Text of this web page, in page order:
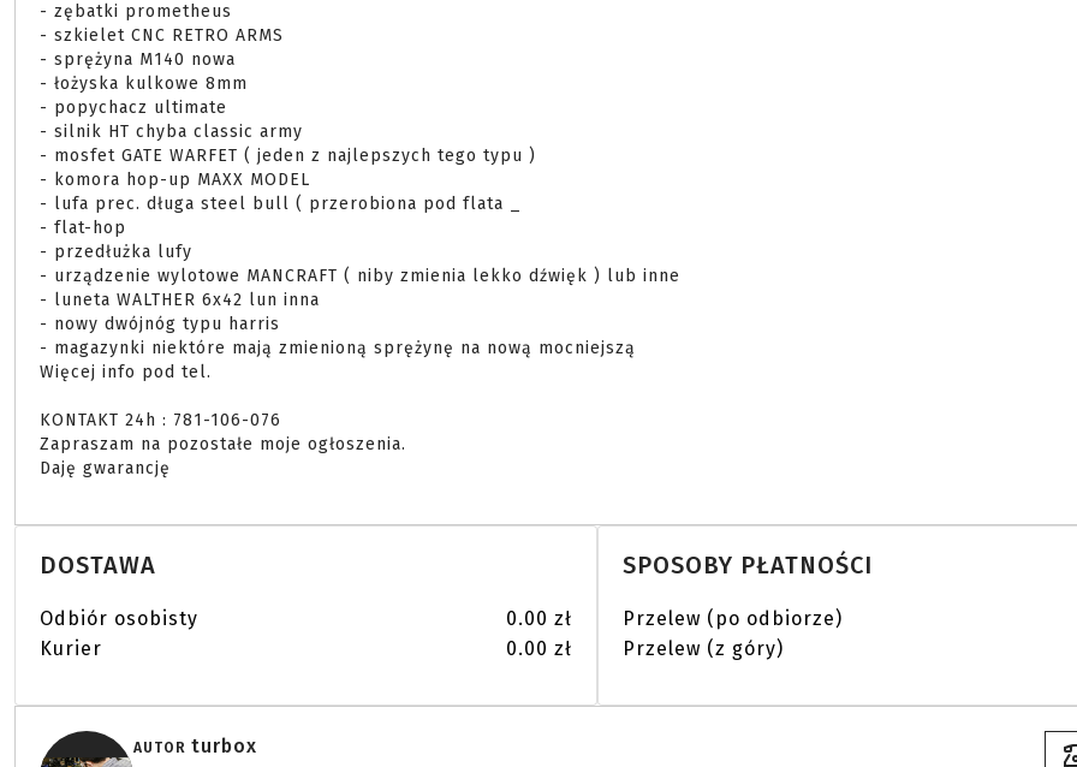
- zębatki prometheus
- szkielet CNC RETRO ARMS
- sprężyna M140 nowa
- łożyska kulkowe 8mm
- popychacz ultimate
- silnik HT chyba classic army
- mosfet GATE WARFET ( jeden z najlepszych tego typu )
- komora hop-up MAXX MODEL
- lufa prec. długa steel bull ( przerobiona pod flata _
- flat-hop
- przedłużka lufy
- urządzenie wylotowe MANCRAFT ( niby zmienia lekko dźwięk ) lub inne
- luneta WALTHER 6x42 lun inna
- nowy dwójnóg typu harris
- magazynki niektóre mają zmienioną sprężynę na nową mocniejszą
Więcej info pod tel.
KONTAKT 24h : 781-106-076
Zapraszam na pozostałe moje ogłoszenia.
Daję gwarancję
DOSTAWA
Odbiór osobisty
0.00 zł
Kurier
0.00 zł
SPOSOBY PŁATNOŚCI
Przelew (po odbiorze)
Przelew (z góry)
AUTOR turbox